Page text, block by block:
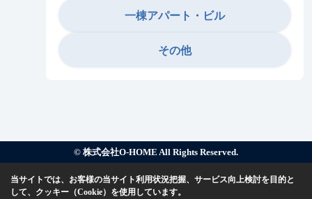
一棟アパート・ビル
その他
© 株式会社O-HOME All Rights Reserved.
当サイトでは、お客様の当サイト利用状況把握、サービス向上検討を目的と
して、クッキー（Cookie）を使用しています。